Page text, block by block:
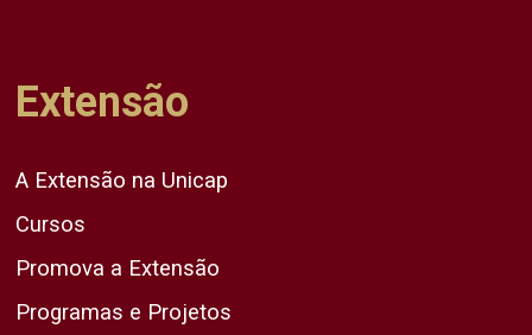
Extensão
A Extensão na Unicap
Cursos
Promova a Extensão
Programas e Projetos